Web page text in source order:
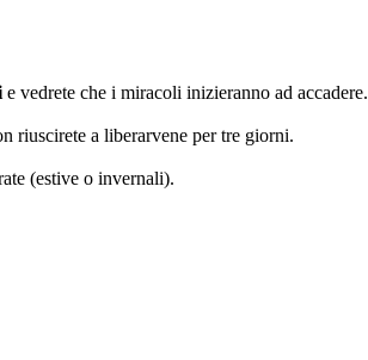
e vedrete che i miracoli inizieranno ad accadere.
riuscirete a liberarvene per tre giorni.
(estive o invernali).